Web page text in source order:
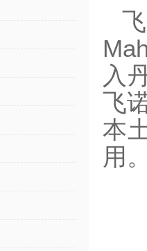
入
飞
本
用